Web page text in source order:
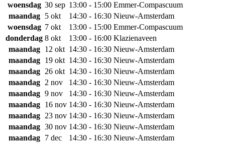
woensdag 30 sep 13:00 - 15:00 Emmer-Compascuum
maandag
5 okt 14:30 - 16:30 Nieuw-Amsterdam
woensdag 7 okt 13:00 - 15:00 Emmer-Compascuum
donderdag 8 okt 13:00 - 16:00 Klazienaveen
maandag
12 okt 14:30 - 16:30 Nieuw-Amsterdam
maandag
19 okt 14:30 - 16:30 Nieuw-Amsterdam
maandag
26 okt 14:30 - 16:30 Nieuw-Amsterdam
maandag
2 nov 14:30 - 16:30 Nieuw-Amsterdam
maandag 9 nov 14:30 - 16:30 Nieuw-Amsterdam
maandag
16 nov 14:30 - 16:30 Nieuw-Amsterdam
maandag
23 nov 14:30 - 16:30 Nieuw-Amsterdam
maandag 30 nov 14:30 - 16:30 Nieuw-Amsterdam
maandag
7 dec 14:30 - 16:30 Nieuw-Amsterdam